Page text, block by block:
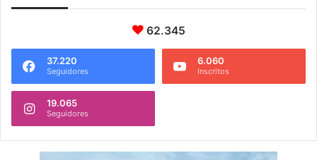
62.345
37.220
Seguidores
6.060
Inscritos
19.065
Seguidores